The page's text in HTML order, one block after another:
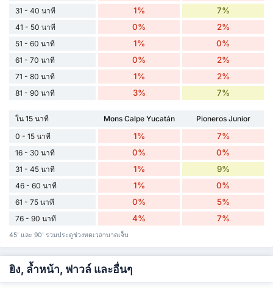
31 - 40 นาที 1% 7%
41 - 50 นาที 0% 2%
51 - 60 นาที 1% 0%
61 - 70 นาที 0% 2%
71 - 80 นาที 1% 2%
81 - 90 นาที 3% 7%
ใน 15 นาที Mons Calpe Yucatán
Pioneros Junior
0 - 15 นาที
1% 7%
16 - 30 นาที 0% 0%
31 - 45 นาที 1% 9%
46 - 60 นาที 1% 0%
61 - 75 นาที 0% 5%
76 - 90 นาที 4% 7%
45' และ 90' รวมประตูช่วงทดเวลาบาดเจ็บ
ยิง, ล้ำหน้า, ฟาวล์ และอื่นๆ